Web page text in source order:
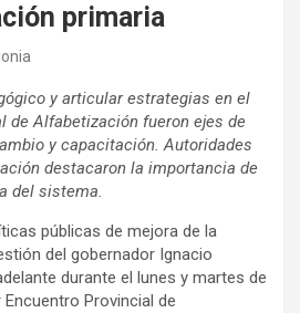
primaria
y articular estrategias en el
de Alfabetización fueron ejes de
y capacitación. Autoridades
destacaron la importancia de
del sistema.
públicas de mejora de la
del gobernador Ignacio
durante el lunes y martes de
Provincial de